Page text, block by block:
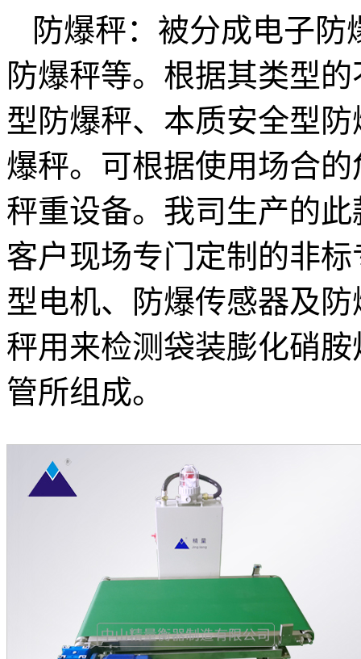
防爆秤：被分成电子
防爆秤等。根据其类型
型防爆秤、本质安全型
爆秤。可根据使用场合
秤重设备。我司生产的
客户现场专门定制的非
型电机、防爆传感器及
秤用来检测袋装膨化硝
管所组成。